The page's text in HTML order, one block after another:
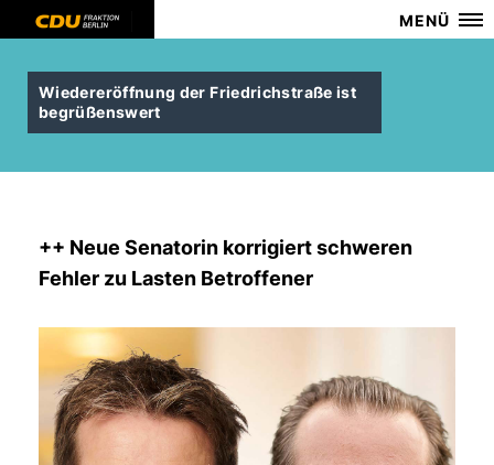
MENÜ
Wiedereröffnung der Friedrichstraße ist
begrüßenswert
++ Neue Senatorin korrigiert schweren
Fehler zu Lasten Betroffener